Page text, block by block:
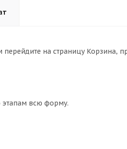
на страницу Корзина,
этапам всю форму.